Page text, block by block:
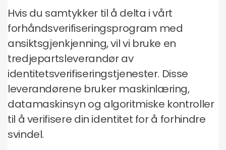
Hvis du samtykker til å delta i vårt
forhåndsverifiseringsprogram med
ansiktsgjenkjenning, vil vi bruke en
tredjepartsleverandør av
identitetsverifiseringstjenester. Disse
leverandørene bruker maskinlæring,
datamaskinsyn og algoritmiske kontroller
til å verifisere din identitet for å forhindre
svindel.